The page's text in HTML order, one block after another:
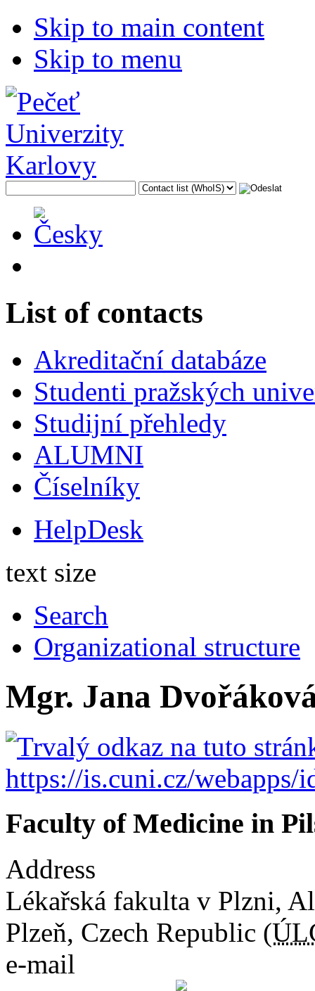
Skip to main content
Skip to menu
List of contacts
Akreditační databáze
Studenti pražských
Studijní přehledy
ALUMNI
Číselníky
HelpDesk
text size
Search
Organizational structure
Mgr. Jana
Faculty of Medicine in
Address
Lékařská fakulta v Plzni,
Plzeň, Czech Republic (
e-mail